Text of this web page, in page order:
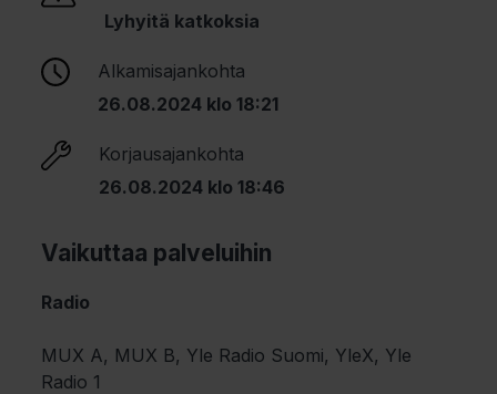
Lyhyitä katkoksia
Alkamisajankohta
26.08.2024 klo 18:21
Korjausajankohta
26.08.2024 klo 18:46
Vaikuttaa palveluihin
Radio
MUX A, MUX B, Yle Radio Suomi, YleX, Yle
Radio 1